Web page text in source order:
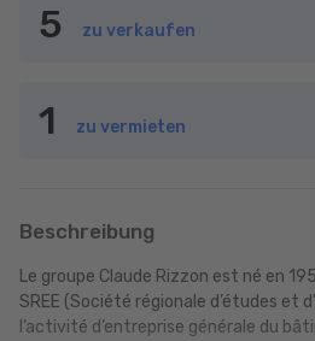
5 zu verkaufen
1 zu vermieten
Beschreibung
Le groupe Claude Rizzon est né en
SREE (Société régionale d’études et
l’activité d’entreprise générale du